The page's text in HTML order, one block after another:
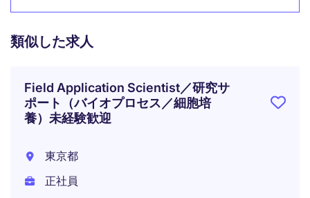
類似した求人
Field Application Scientist／研究サ
ポート（バイオプロセス／細胞培
養）未経験歓迎
東京都
正社員